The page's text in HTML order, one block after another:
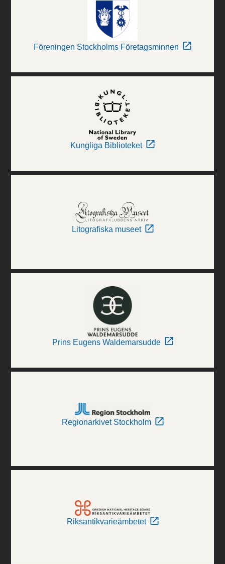
Föreningen Stockholms Företagsminnen
Kungliga Biblioteket
Litografiska museet
Prins Eugens Waldemarsudde
Regionarkivet Stockholm
Riksantikvarieämbetet